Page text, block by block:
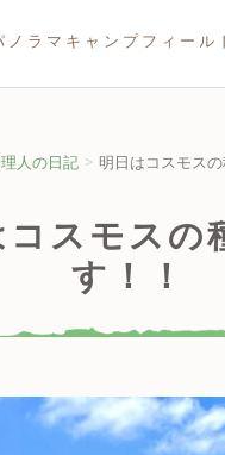
ノラマキャンプフィール
人の日記 明日はコスモス
コスモスの
す！！